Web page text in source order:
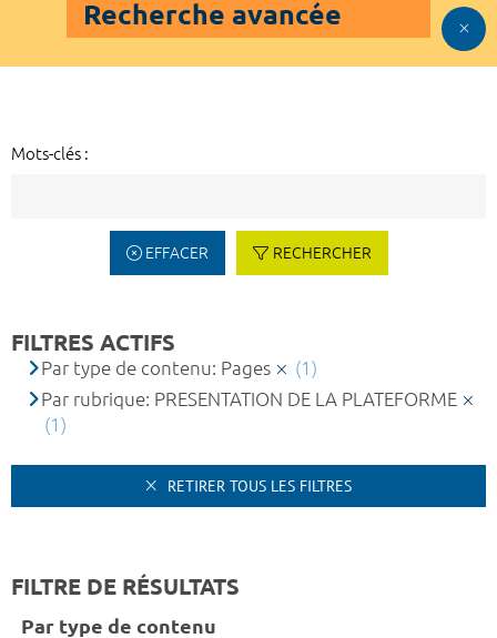
Recherche avancée
Mots-clés :
EFFACER RECHERCHER
FILTRES ACTIFS
Par type de contenu: Pages
(1)
Par rubrique: PRESENTATION DE LA PLATEFORME
(1)
RETIRER TOUS LES FILTRES
FILTRE DE RÉSULTATS
Par type de contenu